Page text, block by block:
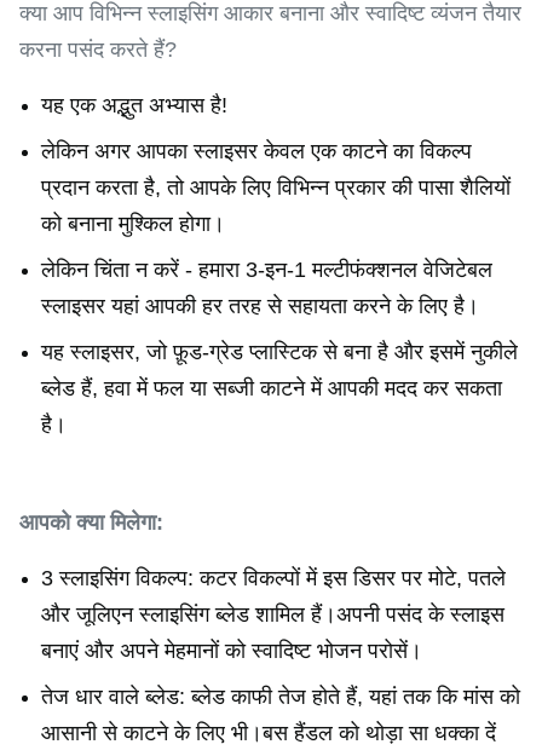
क्या आप विभिन्न स्लाइसिंग आकार बनाना और स्वादिष्ट व्यंजन तैयार
करना पसंद करते हैं?
यह एक अद्भुत अभ्यास है!
लेकिन अगर आपका स्लाइसर केवल एक काटने का विकल्प
प्रदान करता है, तो आपके लिए विभिन्न प्रकार की पासा शैलियों
को बनाना मुश्किल होगा।
लेकिन चिंता न करें - हमारा 3-इन-1 मल्टीफंक्शनल वेजिटेबल
स्लाइसर यहां आपकी हर तरह से सहायता करने के लिए है।
यह स्लाइसर, जो फ़ूड-ग्रेड प्लास्टिक से बना है और इसमें नुकीले
ब्लेड हैं, हवा में फल या सब्जी काटने में आपकी मदद कर सकता
है।
आपको क्या मिलेगा:
3 स्लाइसिंग विकल्प: कटर विकल्पों में इस डिसर पर मोटे, पतले
और जूलिएन स्लाइसिंग ब्लेड शामिल हैं।अपनी पसंद के स्लाइस
बनाएं और अपने मेहमानों को स्वादिष्ट भोजन परोसें।
तेज धार वाले ब्लेड: ब्लेड काफी तेज होते हैं, यहां तक ​​कि मांस को
आसानी से काटने के लिए भी।बस हैंडल को थोड़ा सा धक्का दें